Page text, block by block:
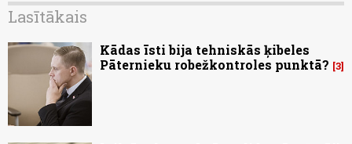
Lasītākais
Kādas īsti bija tehniskās ķibeles
Pāternieku robežkontroles punktā? 3